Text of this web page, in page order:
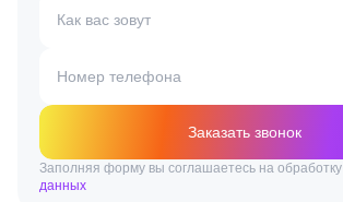
Как вас зовут
Номер телефона
Заказать звонок
Заполняя форму вы соглашаетесь на обработку
данных